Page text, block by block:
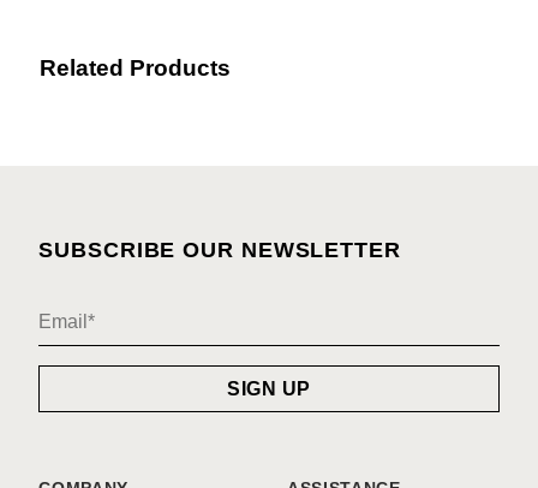
Related Products
SUBSCRIBE OUR NEWSLETTER